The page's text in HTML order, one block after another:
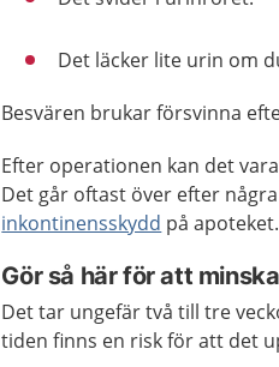
Det läcker lite urin om
Besvären brukar försvinna
Efter operationen kan det
Det går oftast över efter
inkontinensskydd på apoteket.
Gör så här för att
Det tar ungefär två till tre
tiden finns en risk för att det